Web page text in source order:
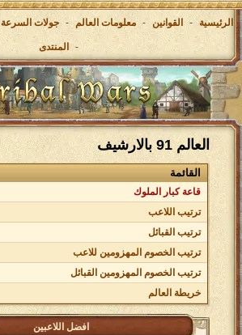
الرئيسية - القوانين - معلومات العالم - جولات السرعة
- المنتدى
العالم 91 بالارشيف
القائمة
قاعة كبار الملوك
ترتيب اللاعب
ترتيب القبائل
ترتيب الخصوم المهزومين للاعب
ترتيب الخصوم المهزومين القبائل
خريطة العالم
افضل اللاعبين